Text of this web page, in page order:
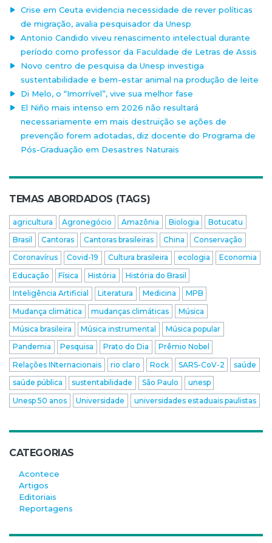
Crise em Ceuta evidencia necessidade de rever políticas
de migração, avalia pesquisador da Unesp
Antonio Candido viveu renascimento intelectual durante
período como professor da Faculdade de Letras de Assis
Novo centro de pesquisa da Unesp investiga
sustentabilidade e bem-estar animal na produção de leite
Di Melo, o “Imorrível”, vive sua melhor fase
El Niño mais intenso em 2026 não resultará
necessariamente em mais destruição se ações de
prevenção forem adotadas, diz docente do Programa de
Pós-Graduação em Desastres Naturais
TEMAS ABORDADOS (TAGS)
agricultura Agronegócio Amazônia Biologia
Botucatu
Brasil
Cantoras Cantoras brasileiras China
Conservação
Coronavírus
Covid-19 Cultura brasileira ecologia
Economia
Educação
Física História
História do Brasil
Inteligência Artificial
Literatura Medicina
MPB
Mudança climática
mudanças climáticas
Música
Música brasileira
Música instrumental
Música popular
Pandemia
Pesquisa Prato do Dia
Prêmio Nobel
Relações INternacionais
rio claro Rock SARS-CoV-2
saúde
saúde pública
sustentabilidade São Paulo
unesp
Unesp 50 anos
Universidade universidades estaduais paulistas
CATEGORIAS
Acontece
Artigos
Editoriais
Reportagens